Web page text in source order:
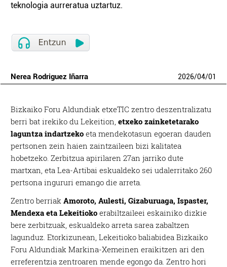
teknologia aurreratua uztartuz.
Nerea Rodriguez Iñarra 2026/04/01
Bizkaiko Foru Aldundiak etxeTIC zentro deszentralizatu
berri bat irekiko du Lekeition,etxeko zainketetarako
laguntza indartzeko eta mendekotasun egoeran dauden
pertsonen zein haien zaintzaileen bizi kalitatea
hobetzeko. Zerbitzua apirilaren 27an jarriko dute
martxan, eta Lea-Artibai eskualdeko sei udalerritako 260
pertsona ingururi emango die arreta.
Zentro berriakAmoroto, Aulesti, Gizaburuaga, Ispaster,
Mendexa eta Lekeitioko erabiltzaileei eskainiko dizkie
bere zerbitzuak, eskualdeko arreta sarea zabaltzen
lagunduz. Etorkizunean, Lekeitioko baliabidea Bizkaiko
Foru Aldundiak Markina-Xemeinen eraikitzen ari den
erreferentzia zentroaren mende egongo da. Zentro hori